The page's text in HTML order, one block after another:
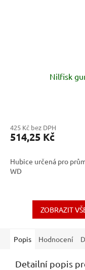
Nilfisk
425 Kč bez DPH
514,25 Kč
Hubice určená pro
WD
ZOBRAZIT
Popis Hodnocení
Detailní popis